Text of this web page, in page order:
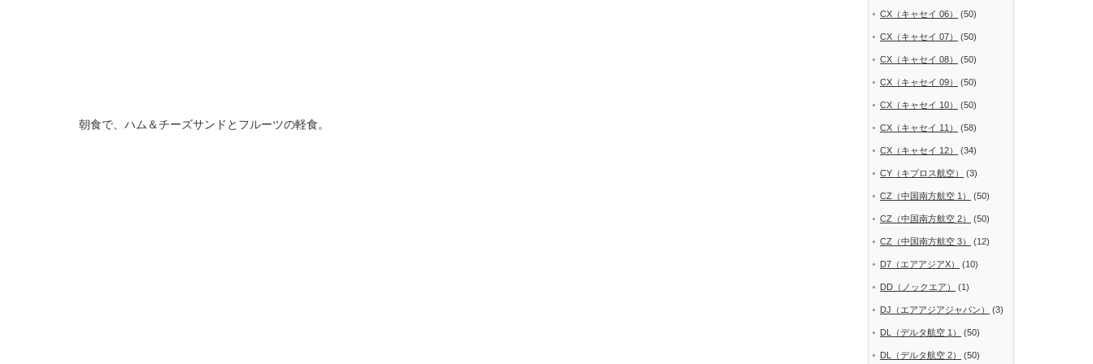
朝食で、ハム＆チーズサンドとフルーツの軽食。
CX（キャセイ 06） (50)
CX（キャセイ 07） (50)
CX（キャセイ 08） (50)
CX（キャセイ 09） (50)
CX（キャセイ 10） (50)
CX（キャセイ 11） (58)
CX（キャセイ 12） (34)
CY（キプロス航空） (3)
CZ（中国南方航空 1） (50)
CZ（中国南方航空 2） (50)
CZ（中国南方航空 3） (12)
D7（エアアジアX） (10)
DD（ノックエア） (1)
DJ（エアアジアジャパン） (3)
DL（デルタ航空 1） (50)
DL（デルタ航空 2） (50)